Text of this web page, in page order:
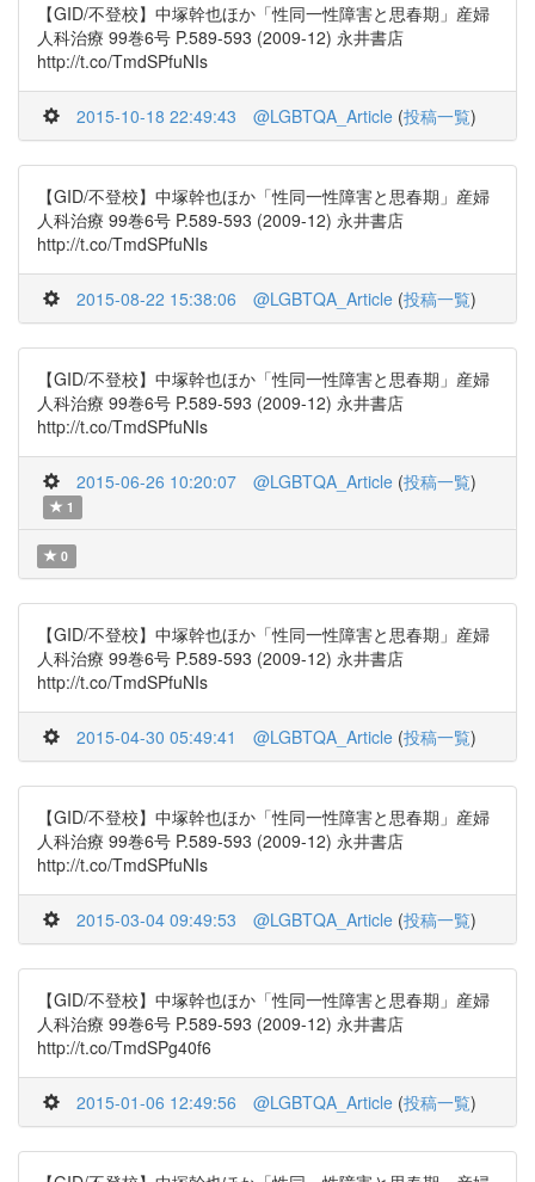
【GID/不登校】中塚幹也ほか「性同一性障害と思春期」産婦
人科治療 99巻6号 P.589-593 (2009-12) 永井書店
http://t.co/TmdSPfuNIs
2015-10-18 22:49:43 @LGBTQA_Article (投稿一覧)
【GID/不登校】中塚幹也ほか「性同一性障害と思春期」産婦
人科治療 99巻6号 P.589-593 (2009-12) 永井書店
http://t.co/TmdSPfuNIs
2015-08-22 15:38:06 @LGBTQA_Article (投稿一覧)
【GID/不登校】中塚幹也ほか「性同一性障害と思春期」産婦
人科治療 99巻6号 P.589-593 (2009-12) 永井書店
http://t.co/TmdSPfuNIs
2015-06-26 10:20:07 @LGBTQA_Article (投稿一覧)
1
0
【GID/不登校】中塚幹也ほか「性同一性障害と思春期」産婦
人科治療 99巻6号 P.589-593 (2009-12) 永井書店
http://t.co/TmdSPfuNIs
2015-04-30 05:49:41 @LGBTQA_Article (投稿一覧)
【GID/不登校】中塚幹也ほか「性同一性障害と思春期」産婦
人科治療 99巻6号 P.589-593 (2009-12) 永井書店
http://t.co/TmdSPfuNIs
2015-03-04 09:49:53 @LGBTQA_Article (投稿一覧)
【GID/不登校】中塚幹也ほか「性同一性障害と思春期」産婦
人科治療 99巻6号 P.589-593 (2009-12) 永井書店
http://t.co/TmdSPg40f6
2015-01-06 12:49:56 @LGBTQA_Article (投稿一覧)